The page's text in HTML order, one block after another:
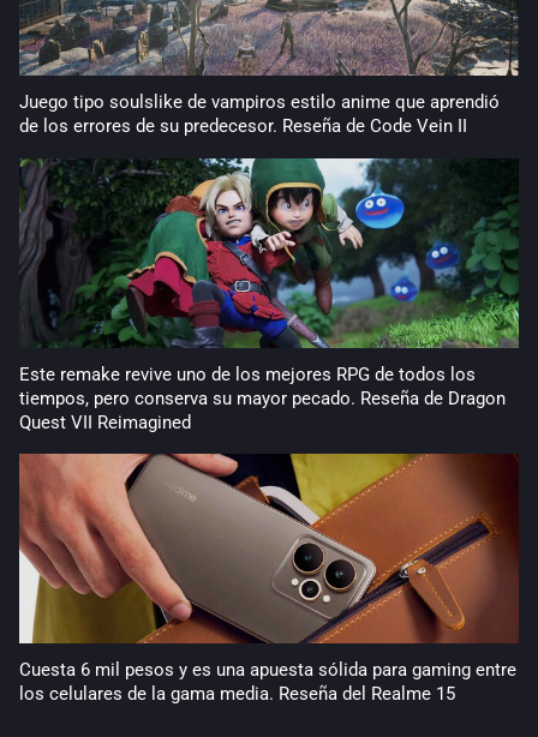
Juego tipo soulslike de vampiros estilo anime que aprendió
de los errores de su predecesor. Reseña de Code Vein II
Este remake revive uno de los mejores RPG de todos los
tiempos, pero conserva su mayor pecado. Reseña de Dragon
Quest VII Reimagined
Cuesta 6 mil pesos y es una apuesta sólida para gaming entre
los celulares de la gama media. Reseña del Realme 15